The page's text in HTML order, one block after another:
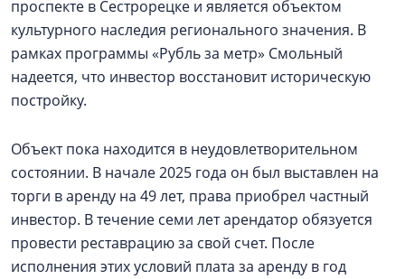
проспекте в Сестрорецке и является объектом
культурного наследия регионального значения. В
рамках программы «Рубль за метр» Смольный
надеется, что инвестор восстановит историческую
постройку.
Объект пока находится в неудовлетворительном
состоянии. В начале 2025 года он был выставлен на
торги в аренду на 49 лет, права приобрел частный
инвестор. В течение семи лет арендатор обязуется
провести реставрацию за свой счет. После
исполнения этих условий плата за аренду в год